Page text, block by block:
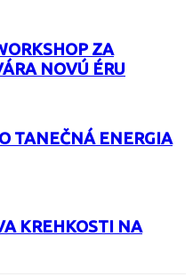
ZA
NOVÚ ÉRU
TANEČNÁ ENERGIA
KREHKOSTI NA